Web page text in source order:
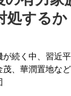
処するか
続く中、習近
、華潤置地な